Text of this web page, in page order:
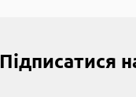
Підписатися